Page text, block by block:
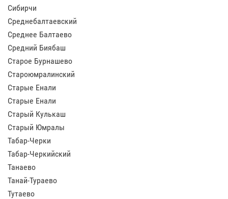
Сибирчи
Среднебалтаевский
Среднее Балтаево
Средний Биябаш
Старое Бурнашево
Староюмралинский
Старые Енали
Старые Енали
Старый Кулькаш
Старый Юмралы
Табар-Черки
Табар-Черкийский
Танаево
Танай-Тураево
Тутаево